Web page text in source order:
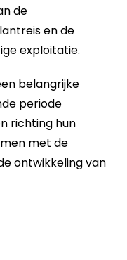
de
en de
exploitatie.
belangrijke
periode
richting hun
met de
ontwikkeling van